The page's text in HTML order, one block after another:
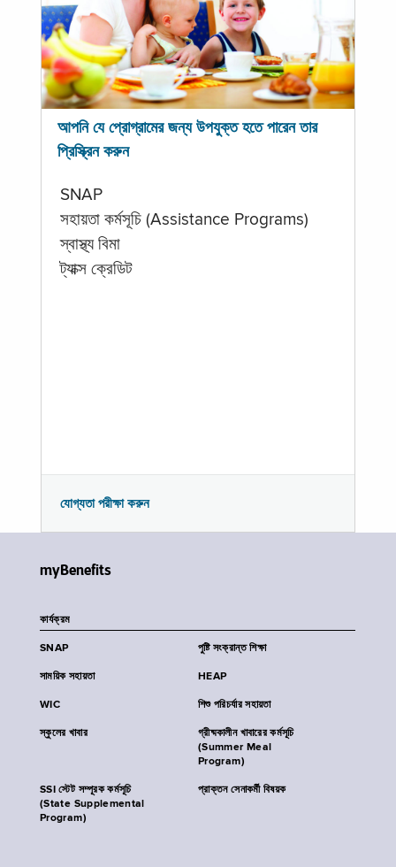
আপনি যে প্রোগ্রামের জন্য উপযুক্ত হতে পারেন তার
প্রিস্ক্রিন করুন
SNAP
সহায়তা কর্মসূচি (Assistance Programs)
স্বাস্থ্য বিমা
ট্যাক্স ক্রেডিট
যোগ্যতা পরীক্ষা করুন
myBenefits
কার্যক্রম
SNAP পুষ্টি সংক্রান্ত শিক্ষা
সাময়িক সহায়তা HEAP
WIC শিশু পরিচর্যার সহায়তা
স্কুলের খাবার
গ্রীষ্মকালীন খাবারের কর্মসূচি
(Summer Meal
Program)
SSI স্টেট সম্পূরক কর্মসূচি
(State Supplemental
Program)
প্রাক্তন সেনাকর্মী বিষয়ক